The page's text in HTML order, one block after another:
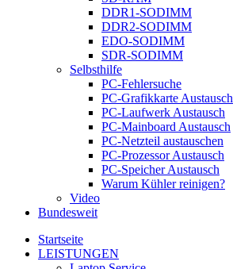
DDR1-SODIMM
DDR2-SODIMM
EDO-SODIMM
SDR-SODIMM
Selbsthilfe
PC-Fehlersuche
PC-Grafikkarte Austausch
PC-Laufwerk Austausch
PC-Mainboard Austausch
PC-Netzteil austauschen
PC-Prozessor Austausch
PC-Speicher Austausch
Warum Kühler reinigen?
Video
Bundesweit
Startseite
LEISTUNGEN